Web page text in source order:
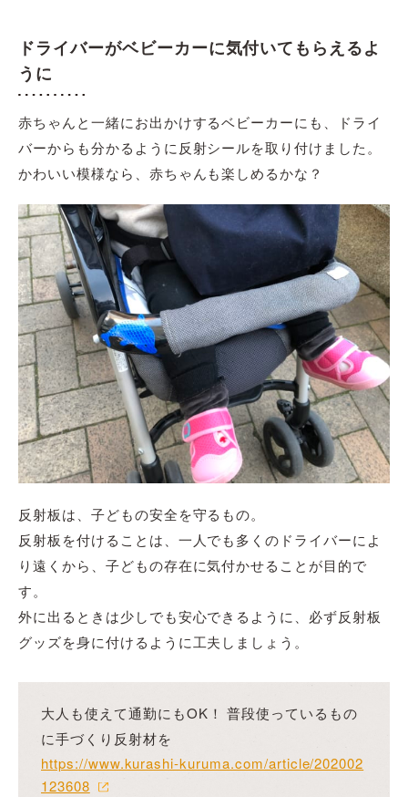
ドライバーがベビーカーに気付いてもらえるよ
うに
赤ちゃんと一緒にお出かけするベビーカーにも、ドライ
バーからも分かるように反射シールを取り付けました。
かわいい模様なら、赤ちゃんも楽しめるかな？
反射板は、子どもの安全を守るもの。
反射板を付けることは、一人でも多くのドライバーによ
り遠くから、子どもの存在に気付かせることが目的で
す。
外に出るときは少しでも安心できるように、必ず反射板
グッズを身に付けるように工夫しましょう。
大人も使えて通勤にもOK！ 普段使っているもの
に手づくり反射材を
https://www.kurashi-kuruma.com/article/202002
123608